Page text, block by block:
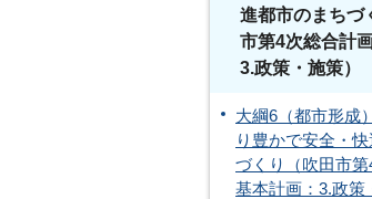
進都市のまちづ
市第4次総合計
3.政策・施策）
大綱6（都市形成
り豊かで安全・
づくり（吹田市
基本計画：3.政策